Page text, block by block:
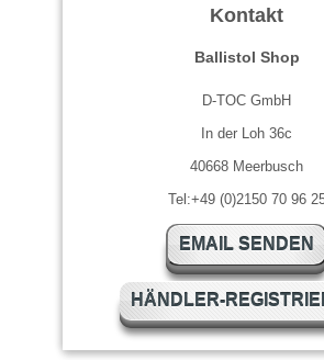
Kontakt
Ballistol Shop
D-TOC GmbH
In der Loh 36c
40668 Meerbusch
Tel:+49 (0)2150 70 96
EMAIL SENDEN
HÄNDLER-